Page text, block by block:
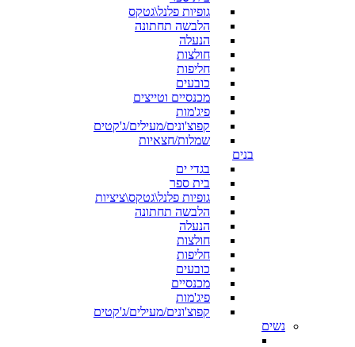
גופיות פלנל\גטקס
הלבשה תחתונה
הנעלה
חולצות
חליפות
כובעים
מכנסיים וטייצים
פיג'מות
קפוצ'ונים/מעילים/ג'קטים
שמלות/חצאיות
בנים
בגדי ים
בית ספר
גופיות פלנל\גטקס\ציציות
הלבשה תחתונה
הנעלה
חולצות
חליפות
כובעים
מכנסיים
פיג'מות
קפוצ'ונים/מעילים/ג'קטים
נשים